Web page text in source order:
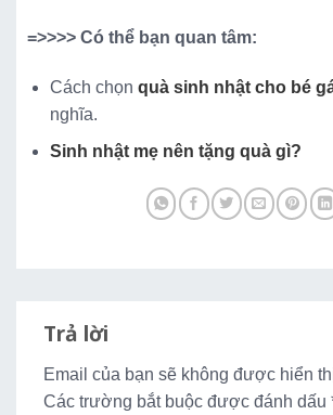
=>>>> Có thể bạn quan tâm:
Cách chọn quà sinh nhật cho bé
nghĩa.
Sinh nhật mẹ nên tặng quà gì?
Trả lời
Email của bạn sẽ không được hiển
Các trường bắt buộc được đánh dấu